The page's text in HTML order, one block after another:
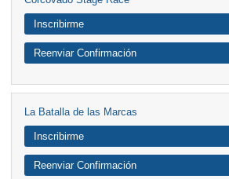
Inscribirme
Reenviar Confirmación
La Batalla de las Marcas
Inscribirme
Reenviar Confirmación